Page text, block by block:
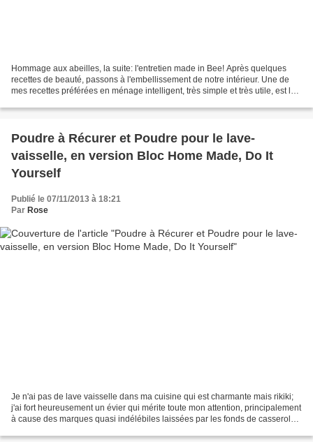
Hommage aux abeilles, la suite: l'entretien made in Bee! Après quelques
recettes de beauté, passons à l'embellissement de notre intérieur. Une de
mes recettes préférées en ménage intelligent, très simple et très utile, est le
Poudre à Récurer et Poudre pour le lave-
vaisselle, en version Bloc Home Made, Do It
Yourself
Publié le 07/11/2013 à 18:21
Par Rose
Je n'ai pas de lave vaisselle dans ma cuisine qui est charmante mais rikiki;
j'ai fort heureusement un évier qui mérite toute mon attention, principalement
à cause des marques quasi indélébiles laissées par les fonds de casserole.